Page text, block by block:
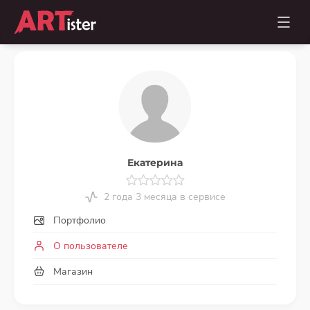
Екатерина
2 года 3 месяца в сервисе
Портфолио
О пользователе
Магазин